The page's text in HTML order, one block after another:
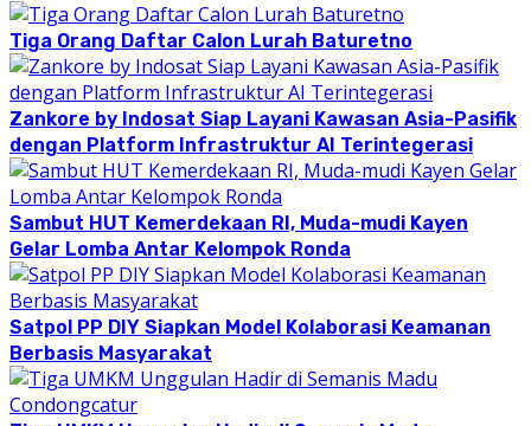
Tiga Orang Daftar Calon Lurah Baturetno
Zankore by Indosat Siap Layani Kawasan Asia-Pasifik
dengan Platform Infrastruktur AI Terintegerasi
Sambut HUT Kemerdekaan RI, Muda-mudi Kayen
Gelar Lomba Antar Kelompok Ronda
Satpol PP DIY Siapkan Model Kolaborasi Keamanan
Berbasis Masyarakat